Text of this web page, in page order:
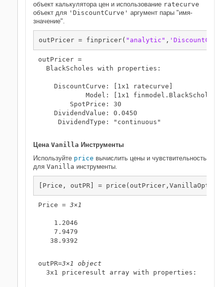
объект калькулятора цен и использование ratecurve
объект для 'DiscountCurve' аргумент пары "имя-
значение".
outPricer = finpricer( "analytic" ,
outPricer =
  BlackScholes with properties:
    DiscountCurve: [1x1 ratecurve]
            Model: [1x1 finmodel.BlackScholes]
        SpotPrice: 30
    DividendValue: 0.0450
     DividendType: "continuous"
Цена Vanilla Инструменты
Используйте price вычислить цены и чувствительность
для Vanilla инструменты.
[Price, outPR] = price(outPricer,VanillaOpt,[
Price = 3×1
    1.2046
    7.9479
   38.9392
outPR=3×1 object
  3x1 priceresult array with properties: